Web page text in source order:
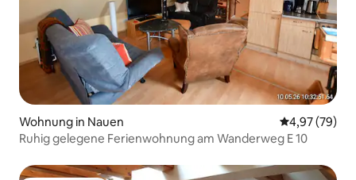
Wohnung in Nauen
4,97 (79)
Ruhig gelegene Ferienwohnung am Wanderweg E 10